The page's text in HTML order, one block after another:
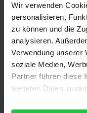
Wir verwenden
personalisieren,
zu können und die
analysieren.
Verwendung unserer
soziale Medien,
Partner führen diese
weiteren Daten
revolutioniert.
Fliegen breiteren
und die
Steigende
resultierender
Airlines allerdings
und Maßnahmen
Überleben zu